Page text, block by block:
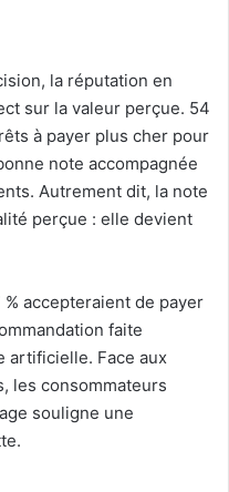
la réputation en
sur la valeur perçue. 54
à payer plus cher pour
note accompagnée
Autrement dit, la note
perçue : elle devient
accepteraient de payer
faite
artificielle. Face aux
les consommateurs
souligne une